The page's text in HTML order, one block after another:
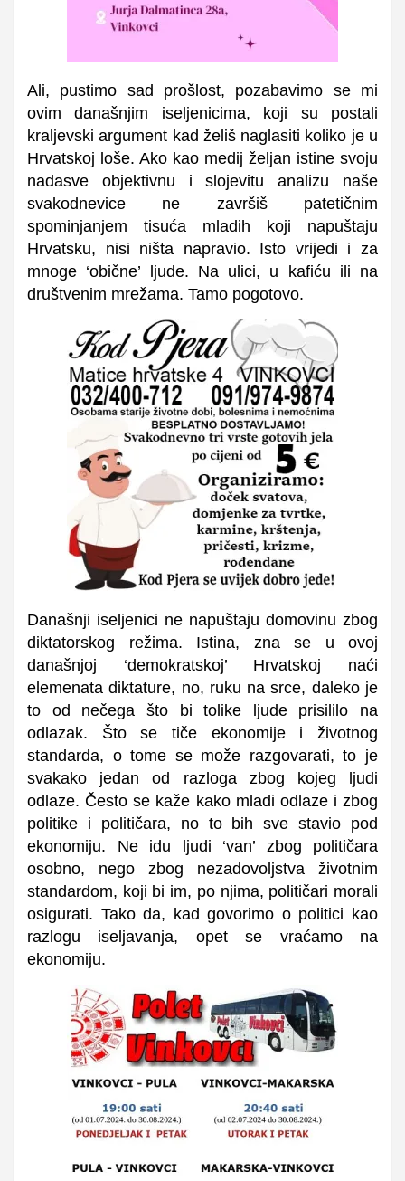
Ali, pustimo sad prošlost, pozabavimo se mi
ovim današnjim iseljenicima, koji su postali
kraljevski argument kad želiš naglasiti koliko je u
Hrvatskoj loše. Ako kao medij željan istine svoju
nadasve objektivnu i slojevitu analizu naše
svakodnevice ne završiš patetičnim
spominjanjem tisuća mladih koji napuštaju
Hrvatsku, nisi ništa napravio. Isto vrijedi i za
mnoge ‘obične’ ljude. Na ulici, u kafiću ili na
društvenim mrežama. Tamo pogotovo.
Današnji iseljenici ne napuštaju domovinu zbog
diktatorskog režima. Istina, zna se u ovoj
današnjoj ‘demokratskoj’ Hrvatskoj naći
elemenata diktature, no, ruku na srce, daleko je
to od nečega što bi tolike ljude prisililo na
odlazak. Što se tiče ekonomije i životnog
standarda, o tome se može razgovarati, to je
svakako jedan od razloga zbog kojeg ljudi
odlaze. Često se kaže kako mladi odlaze i zbog
politike i političara, no to bih sve stavio pod
ekonomiju. Ne idu ljudi ‘van’ zbog političara
osobno, nego zbog nezadovoljstva životnim
standardom, koji bi im, po njima, političari morali
osigurati. Tako da, kad govorimo o politici kao
razlogu iseljavanja, opet se vraćamo na
ekonomiju.